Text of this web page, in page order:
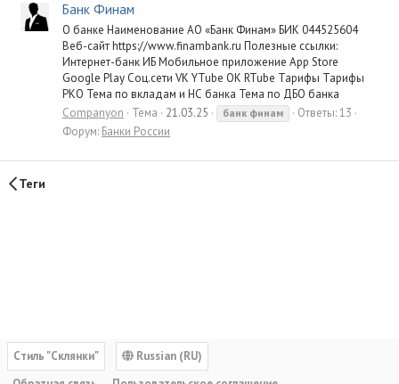
Банк Финам
О банке Наименование АО «Банк Финам» БИК 044525604
Веб-сайт https://www.finambank.ru Полезные ссылки:
Интернет-банк ИБ Мобильное приложение App Store
Google Play Соц.сети VK YTube OK RTube Тарифы Тарифы
РКО Тема по вкладам и НС банка Тема по ДБО банка
Companyon
Тема 21.03.25 банк финам
Ответы: 13
Форум: Банки России
Теги
Cтиль "Склянки"
Russian (RU)